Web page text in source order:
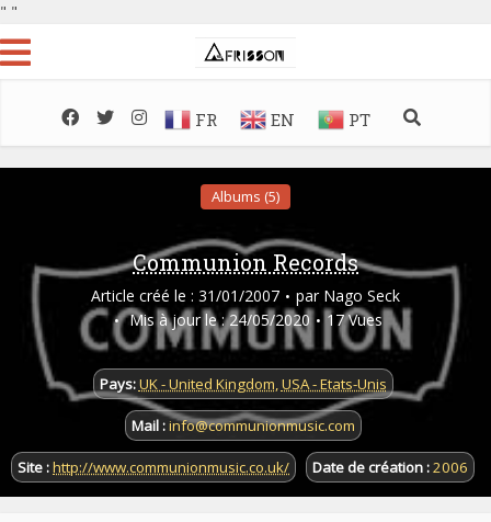
" "
FR EN PT
Albums (5)
Communion Records
Article créé le : 31/01/2007 par Nago Seck
Mis à jour le : 24/05/2020
17 Vues
Pays:UK - United Kingdom,USA - Etats-Unis
Mail :info@communionmusic.com
Site :http://www.communionmusic.co.uk/ Date de création :2006